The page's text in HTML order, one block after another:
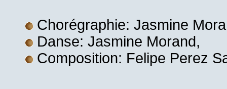
Chorégraphie: Jasmine
Danse: Jasmine Morand,
Composition: Felipe Perez